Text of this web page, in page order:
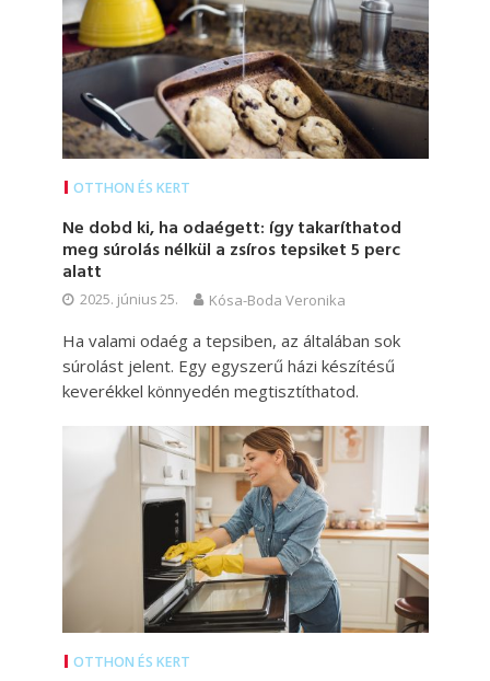
OTTHON ÉS KERT
Ne dobd ki, ha odaégett: így takaríthatod
meg súrolás nélkül a zsíros tepsiket 5 perc
alatt
2025. június 25. Kósa-Boda Veronika
Ha valami odaég a tepsiben, az általában sok
súrolást jelent. Egy egyszerű házi készítésű
keverékkel könnyedén megtisztíthatod.
OTTHON ÉS KERT